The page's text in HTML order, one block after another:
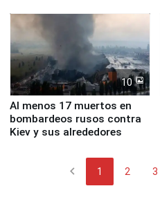
Fenómeno El Niño
10
Al menos 17 muertos en
bombardeos rusos contra
Kiev y sus alrededores
chevron_left 1 2 3